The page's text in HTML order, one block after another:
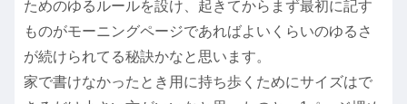
ためのゆるルールを設け、起きてからまず最初に記す
ものがモーニングページであればよいくらいのゆるさ
が続けられてる秘訣かなと思います。
家で書けなかったとき用に持ち歩くためにサイズはで